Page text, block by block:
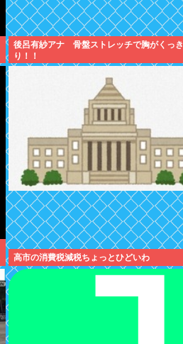
後呂有紗アナ 骨盤ストレッチで胸がくっき
り！！
高市の消費税減税ちょっとひどいわ